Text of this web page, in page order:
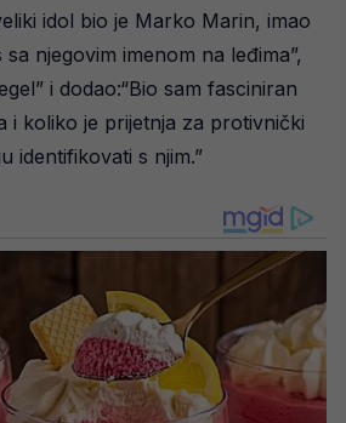
idol bio je Marko Marin, imao
njegovim imenom na leđima”,
i dodao:“Bio sam fasciniran
i koliko je prijetnja za protivnički
identifikovati s njim.”